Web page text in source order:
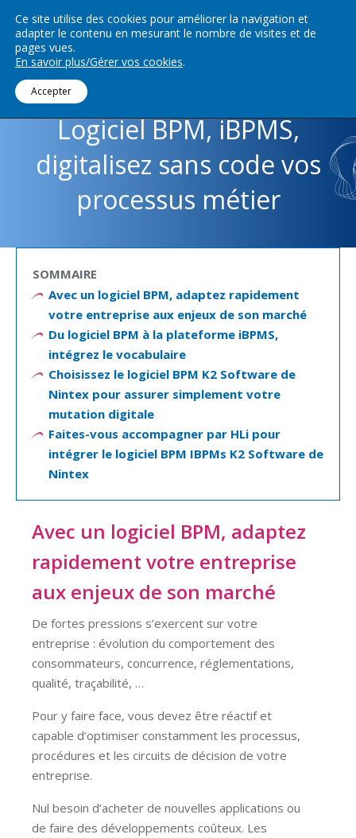
Menu
Logiciel BPM, iBPMS,
digitalisez sans code vos
processus métier
SOMMAIRE
Avec un logiciel BPM, adaptez rapidement
votre entreprise aux enjeux de son marché
Du logiciel BPM à la plateforme iBPMS,
intégrez le vocabulaire
Choisissez le logiciel BPM K2 Software de
Nintex pour assurer simplement votre
mutation digitale
Faites-vous accompagner par HLi pour
intégrer le logiciel BPM IBPMs K2 Software de
Nintex
Avec un logiciel BPM, adaptez
rapidement votre entreprise
aux enjeux de son marché
De fortes pressions s’exercent sur votre
entreprise : évolution du comportement des
consommateurs, concurrence, réglementations,
qualité, traçabilité, …
Pour y faire face, vous devez être réactif et
capable d’optimiser constamment les processus,
procédures et les circuits de décision de votre
entreprise.
Nul besoin d’acheter de nouvelles applications ou
de faire des développements coûteux. Les
Ce site utilise des cookies pour améliorer la navigation et
adapter le contenu en mesurant le nombre de visites et de
pages vues.
En savoir plus/Gérer vos cookies.
Accepter